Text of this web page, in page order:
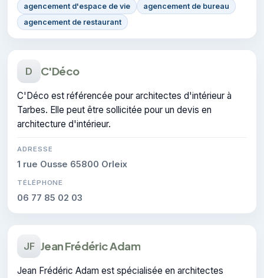
agencement d'espace de vie
agencement de bureau
agencement de restaurant
D C'Déco
C'Déco est référencée pour architectes d'intérieur à
Tarbes. Elle peut être sollicitée pour un devis en
architecture d'intérieur.
ADRESSE
1 rue Ousse 65800 Orleix
TÉLÉPHONE
06 77 85 02 03
JF Jean Frédéric Adam
Jean Frédéric Adam est spécialisée en architectes